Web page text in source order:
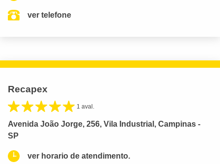
ver telefone
Recapex
1 aval.
Avenida João Jorge, 256, Vila Industrial, Campinas -
SP
ver horario de atendimento.